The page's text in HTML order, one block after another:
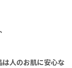
、
は人のお肌に安心な